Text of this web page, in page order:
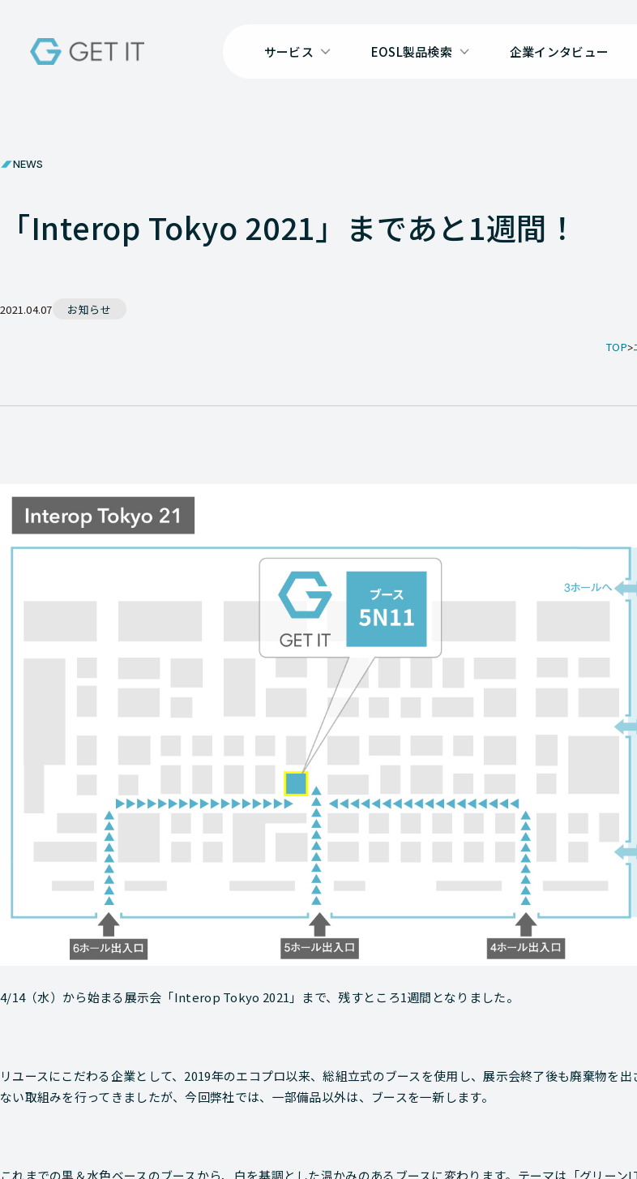
サービス EOSL製品検索 企業インタビュー
NEWS
「Interop Tokyo 2021」まであと1週間！
2021.04.07 お知らせ
TOP
4/14（水）から始まる展示会「Interop Tokyo 2021」まで、残すところ1週間となりました。
リユースにこだわる企業として、2019年のエコプロ以来、総組立式のブースを使用し、展示会終了後も廃棄物を出
ない取組みを行ってきましたが、今回弊社では、一部備品以外は、ブースを一新します。
これまでの黒＆水色ベースのブースから、白を基調とした温かみのあるブースに変わります。テーマは「グリーン